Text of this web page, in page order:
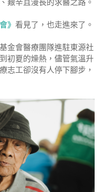
艱辛且漫長的求醫之路。
》 看見了，也走進來了。
金會醫療團隊進駐東源社
初夏的燥熱，儘管氣溫升
志工卻沒有人停下腳步，